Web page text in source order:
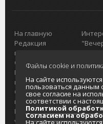
На главную
Редакция
портала
О проекте
Реклама на
портале
Отзывы и
предложения
Интернет-
услуги
Файлы cookie и
На сайте
пользоваться данным
свое согласие на
соответствии с
Политикой
Согласием на